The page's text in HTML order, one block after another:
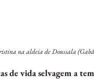
na aldeia de Doussala
de vida selvagem a